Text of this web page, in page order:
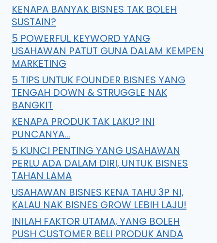
KENAPA BANYAK BISNES TAK BOLEH
SUSTAIN?
5 POWERFUL KEYWORD YANG
USAHAWAN PATUT GUNA DALAM KEMPEN
MARKETING
5 TIPS UNTUK FOUNDER BISNES YANG
TENGAH DOWN & STRUGGLE NAK
BANGKIT
KENAPA PRODUK TAK LAKU? INI
PUNCANYA…
5 KUNCI PENTING YANG USAHAWAN
PERLU ADA DALAM DIRI, UNTUK BISNES
TAHAN LAMA
USAHAWAN BISNES KENA TAHU 3P NI,
KALAU NAK BISNES GROW LEBIH LAJU!
INILAH FAKTOR UTAMA, YANG BOLEH
PUSH CUSTOMER BELI PRODUK ANDA